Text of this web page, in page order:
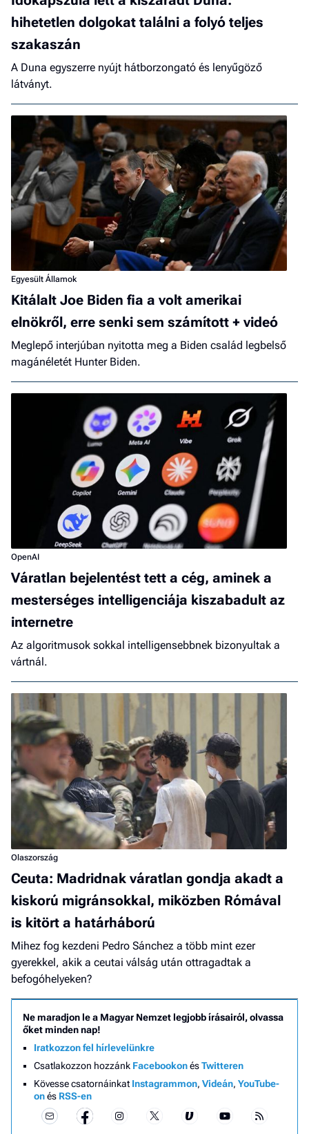
hihetetlen dolgokat találni a folyó teljes
szakaszán
A Duna egyszerre nyújt hátborzongató és lenyűgöző
látványt.
Egyesült Államok
Kitálalt Joe Biden fia a volt amerikai
elnökről, erre senki sem számított + videó
Meglepő interjúban nyitotta meg a Biden család legbelső
magánéletét Hunter Biden.
OpenAI
Váratlan bejelentést tett a cég, aminek a
mesterséges intelligenciája kiszabadult az
internetre
Az algoritmusok sokkal intelligensebbnek bizonyultak a
vártnál.
Olaszország
Ceuta: Madridnak váratlan gondja akadt a
kiskorú migránsokkal, miközben Rómával
is kitört a határháború
Mihez fog kezdeni Pedro Sánchez a több mint ezer
gyerekkel, akik a ceutai válság után ottragadtak a
befogóhelyeken?
Ne maradjon le a Magyar Nemzet legjobb írásairól, olvassa
őket minden nap!
Iratkozzon fel hírlevelünkre
Csatlakozzon hozzánk FacebookonésTwitteren
Kövesse csatornáinkat Instagrammon, Videán, YouTube-
onés RSS-en